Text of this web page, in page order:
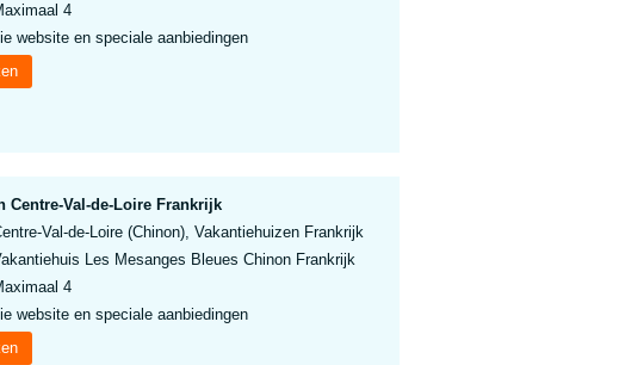
4
website en speciale aanbiedingen
Centre-Val-de-Loire Frankrijk
Val-de-Loire (Chinon), Vakantiehuizen Frankrijk
Les Mesanges Bleues Chinon Frankrijk
4
website en speciale aanbiedingen